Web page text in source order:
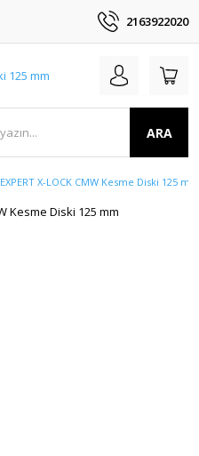
2163922020
ARA
EXPERT X-LOCK CMW Kesme Diski 125 mm